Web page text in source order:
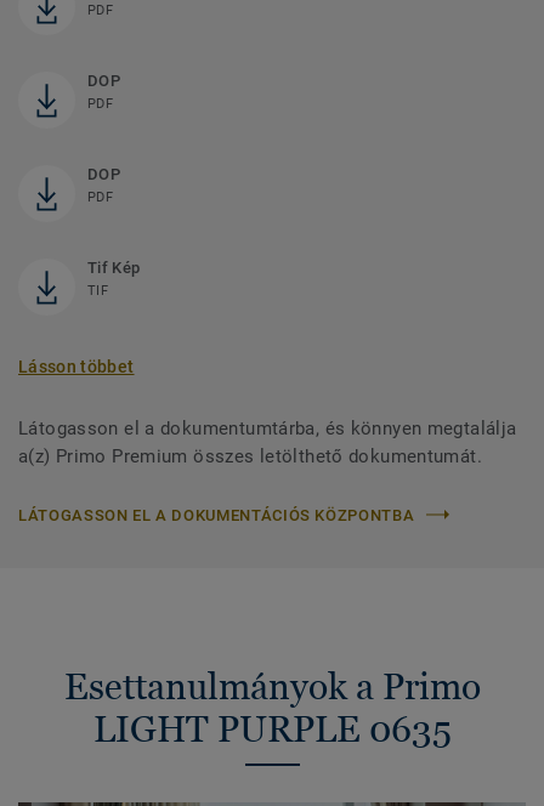
PDF
DOP
PDF
DOP
PDF
Tif Kép
TIF
Lásson többet
Látogasson el a dokumentumtárba, és könnyen megtalálja
a(z) Primo Premium összes letölthető dokumentumát.
LÁTOGASSON EL A DOKUMENTÁCIÓS KÖZPONTBA
Esettanulmányok a Primo
LIGHT PURPLE 0635